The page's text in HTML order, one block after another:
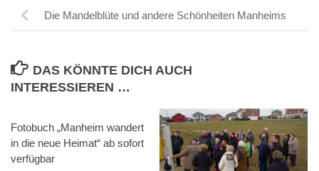
Die Mandelblüte und andere Schönheiten Manheims
DAS KÖNNTE DICH AUCH
INTERESSIEREN …
Fotobuch „Manheim wandert
in die neue Heimat“ ab sofort
verfügbar